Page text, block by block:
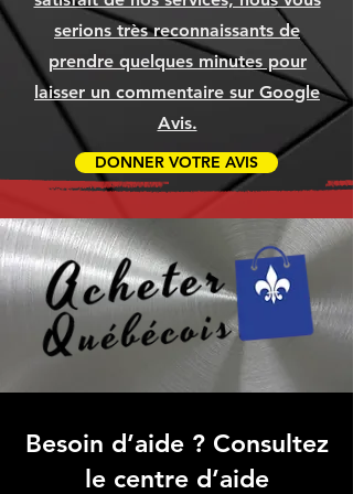
serions très reconnaissants de
prendre quelques minutes pour
laisser un commentaire sur Google
Avis.
DONNER VOTRE AVIS
Besoin d’aide ? Consultez
le centre d’aide